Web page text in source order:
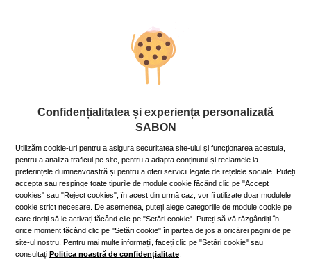
1.Ajută la scăderea în greutate
Într-un studiu german recent, s-a constatat că white tea ajută
la pierderea în greutate prin arderea celulelor grase existente
fiind mai puțin procesat decât alte tipuri de ceai, conține mai
multe ingrediente responsabile de arderea grăsimilor.
2.Ajută la combaterea acneei
Conform unui studiu realizat la Universitatea Kingston,
Londra, ceaiul alb are proprietăți antiseptice și antioxidante, și
se știe deja că antioxidanții protejează pielea de deteriorarea
celulară cauzată de radicalii liberi și o mențin sănătoasă.
Așadar, poți lua în considerare consumul de ceai alb (două
căni pe zi) pentru tratarea leziunilor acneice. Antioxidanții din
Confidențialitatea și experiența personalizată
SABON
Utilizăm cookie-uri pentru a asigura securitatea site-ului și funcționarea acestuia,
pentru a analiza traficul pe site, pentru a adapta conținutul și reclamele la
preferințele dumneavoastră și pentru a oferi servicii legate de rețelele sociale. Puteți
accepta sau respinge toate tipurile de module cookie făcând clic pe "Accept
cookies" sau "Reject cookies", în acest din urmă caz, vor fi utilizate doar modulele
cookie strict necesare. De asemenea, puteți alege categoriile de module cookie pe
care doriți să le activați făcând clic pe "Setări cookie". Puteți să vă răzgândiți în
orice moment făcând clic pe "Setări cookie" în partea de jos a oricărei pagini de pe
site-ul nostru. Pentru mai multe informații, faceți clic pe "Setări cookie" sau
consultați Politica noastră de confidențialitate